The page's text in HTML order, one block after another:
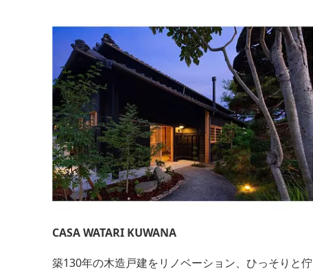
CASA WATARI KUWANA
築130年の木造戸建をリノベーション、ひっそりと佇